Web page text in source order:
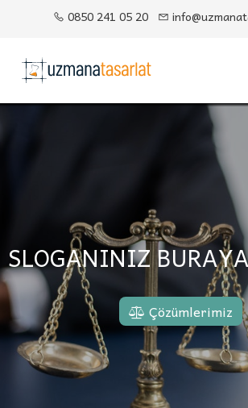
0850 241 05 20
SLOGANINIZ
Çözümlerimiz